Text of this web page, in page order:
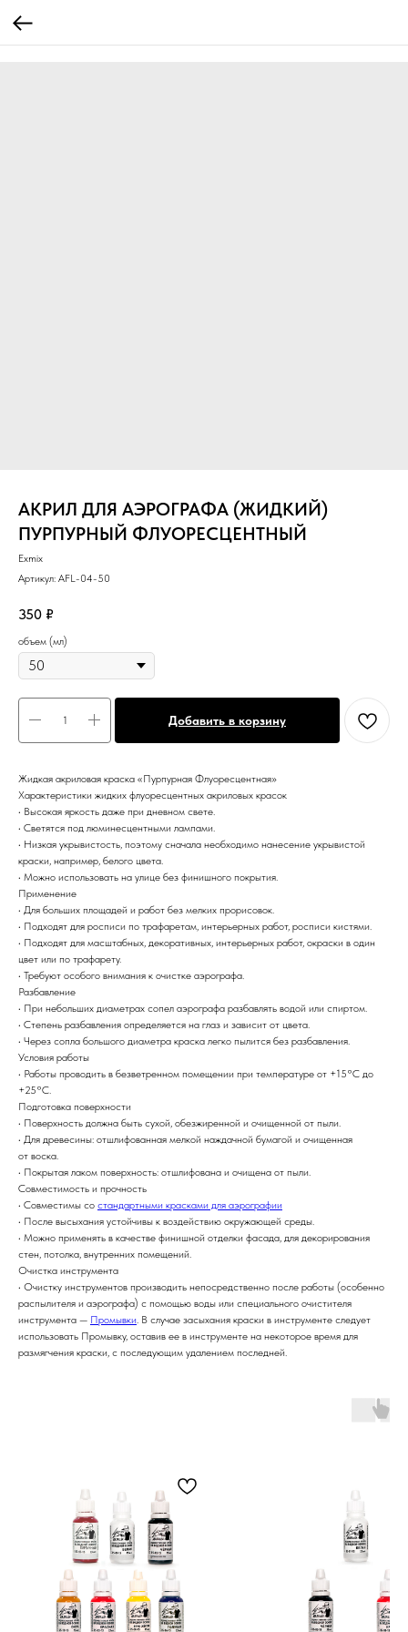
АКРИЛ ДЛЯ АЭРОГРАФА (ЖИДКИЙ)
ПУРПУРНЫЙ ФЛУОРЕСЦЕНТНЫЙ
Exmix
Артикул: AFL-04-50
350 ₽
объем (мл)
Добавить в корзину
Жидкая акриловая краска «Пурпурная Флуоресцентная»
Характеристики жидких флуоресцентных акриловых красок
• Высокая яркость даже при дневном свете.
• Светятся под люминесцентными лампами.
• Низкая укрывистость, поэтому сначала необходимо нанесение укрывистой
краски, например, белого цвета.
• Можно использовать на улице без финишного покрытия.
Применение
• Для больших площадей и работ без мелких прорисовок.
• Подходят для росписи по трафаретам, интерьерных работ, росписи кистями.
• Подходят для масштабных, декоративных, интерьерных работ, окраски в один
цвет или по трафарету.
• Требуют особого внимания к очистке аэрографа.
Разбавление
• При небольших диаметрах сопел аэрографа разбавлять водой или спиртом.
• Степень разбавления определяется на глаз и зависит от цвета.
• Через сопла большого диаметра краска легко пылится без разбавления.
Условия работы
• Работы проводить в безветренном помещении при температуре от +15°С до
+25°С.
Подготовка поверхности
• Поверхность должна быть сухой, обезжиренной и очищенной от пыли.
• Для древесины: отшлифованная мелкой наждачной бумагой и очищенная
от воска.
• Покрытая лаком поверхность: отшлифована и очищена от пыли.
Совместимость и прочность
• Совместимы со стандартными красками для аэрографии
• После высыхания устойчивы к воздействию окружающей среды.
• Можно применять в качестве финишной отделки фасада, для декорирования
стен, потолка, внутренних помещений.
Очистка инструмента
• Очистку инструментов производить непосредственно после работы (особенно
распылителя и аэрографа) с помощью воды или специального очистителя
инструмента — Промывки. В случае засыхания краски в инструменте следует
использовать Промывку, оставив ее в инструменте на некоторое время для
размягчения краски, с последующим удалением последней.